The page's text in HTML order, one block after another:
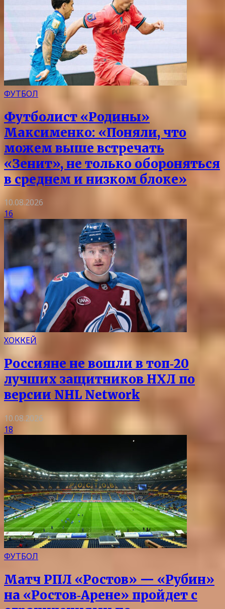
ФУТБОЛ
Футболист «Родины»
Максименко: «Поняли, что
можем выше встречать
«Зенит», не только обороняться
в среднем и низком блоке»
10.08.2026
16
ХОККЕЙ
Россияне не вошли в топ‑20
лучших защитников НХЛ по
версии NHL Network
10.08.2026
18
ФУТБОЛ
Матч РПЛ «Ростов» — «Рубин»
на «Ростов‑Арене» пройдет с